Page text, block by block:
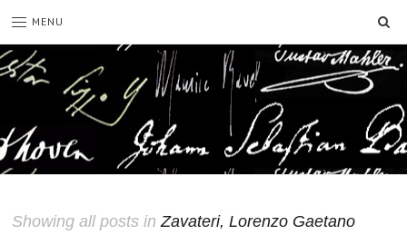
MENU
Showing all posts inZavateri, Lorenzo Gaetano